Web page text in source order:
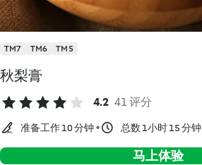
TM7 TM6 TM5
秋梨膏
4.2 41 评分
准备工作 10 分钟 总数 1小时 15 分钟
马上体验